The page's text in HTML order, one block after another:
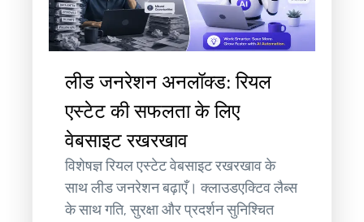
लीड जनरेशन अनलॉक्ड: रियल
एस्टेट की सफलता के लिए
वेबसाइट रखरखाव
विशेषज्ञ रियल एस्टेट वेबसाइट रखरखाव के
साथ लीड जनरेशन बढ़ाएँ। क्लाउडएक्टिव लैब्स
के साथ गति, सुरक्षा और प्रदर्शन सुनिश्चित